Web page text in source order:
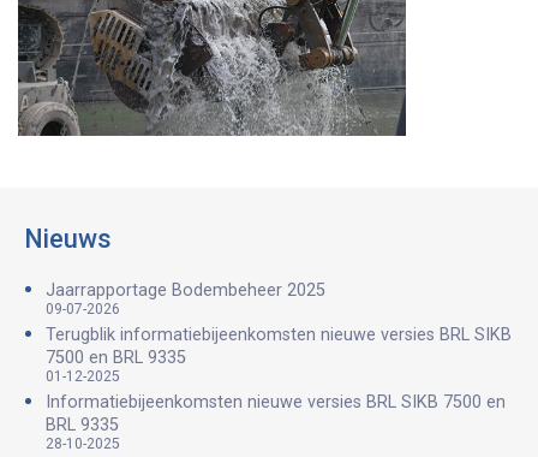
Nieuws
Jaarrapportage Bodembeheer 2025
09-07-2026
Terugblik informatiebijeenkomsten nieuwe versies BRL SIKB
7500 en BRL 9335
01-12-2025
Informatiebijeenkomsten nieuwe versies BRL SIKB 7500 en
BRL 9335
28-10-2025